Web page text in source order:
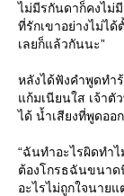
ไม่มีรกันดาก็คงไม่
ที่รักเขาอย่างไม่ไ
เลยก็แล้วกันนะ”
หลังได้ฟังคำพูดทำ
แก้มเนียนใส เจ้าตั
ได้ น้ำเสียงที่พูดออ
“ฉันทำอะไรผิดทำ
ต้องโกรธฉันขนาด
อะไรไม่ถูกใจนาย